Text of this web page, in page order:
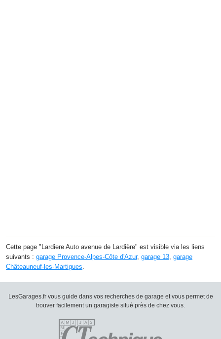
Cette page "Lardiere Auto avenue de Lardière" est visible via les liens
suivants : garage Provence-Alpes-Côte d'Azur, garage 13, garage
Châteauneuf-les-Martigues.
LesGarages.fr vous guide dans vos recherches de garage et vous permet de
trouver facilement un garagiste situé près de chez vous.